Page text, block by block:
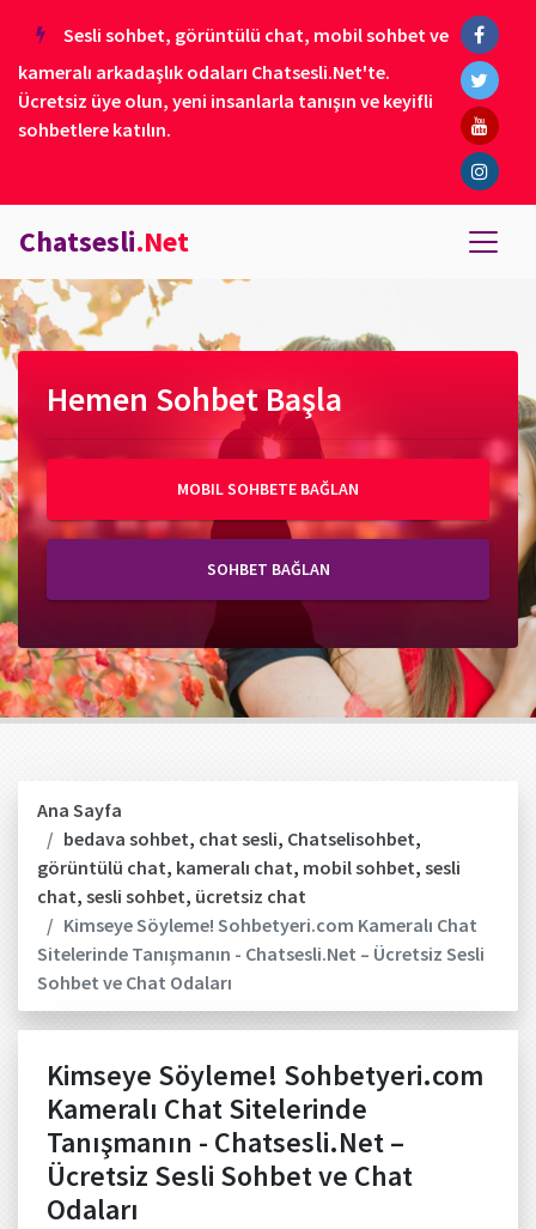
Sesli sohbet, görüntülü chat, mobil sohbet ve
kameralı arkadaşlık odaları Chatsesli.Net'te.
Ücretsiz üye olun, yeni insanlarla tanışın ve keyifli
sohbetlere katılın.
Chatsesli.Net
Hemen Sohbet Başla
MOBIL SOHBETE BAĞLAN
SOHBET BAĞLAN
Ana Sayfa
bedava sohbet, chat sesli, Chatselisohbet,
görüntülü chat, kameralı chat, mobil sohbet, sesli
chat, sesli sohbet, ücretsiz chat
Kimseye Söyleme! Sohbetyeri.com Kameralı Chat
Sitelerinde Tanışmanın - Chatsesli.Net – Ücretsiz Sesli
Sohbet ve Chat Odaları
Kimseye Söyleme! Sohbetyeri.com
Kameralı Chat Sitelerinde
Tanışmanın - Chatsesli.Net –
Ücretsiz Sesli Sohbet ve Chat
Odaları